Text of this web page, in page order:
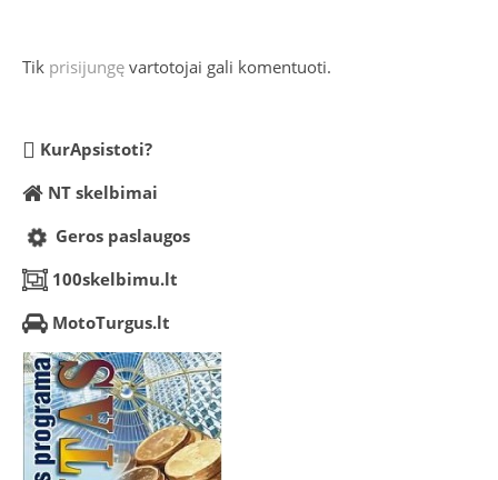
Tik prisijungę vartotojai gali komentuoti.
KurApsistoti?
NT skelbimai
Geros paslaugos
100skelbimu.lt
MotoTurgus.lt